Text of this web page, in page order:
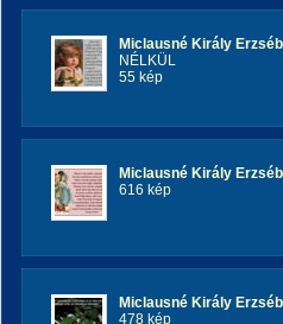
Miclausné Király
NÉLKÜL
55 kép
Miclausné Király
616 kép
Miclausné Király
478 kép